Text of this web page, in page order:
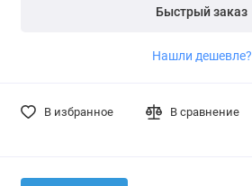
Быстрый заказ
Нашли дешевле?
В избранное В сравнение